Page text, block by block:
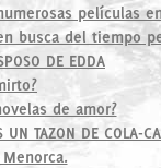
películas
busca del tiempo
DE EDDA
de amor?
TAZON DE COLA-